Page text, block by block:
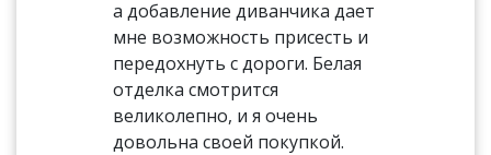
а добавление диванчика дает
мне возможность присесть и
передохнуть с дороги. Белая
отделка смотрится
великолепно, и я очень
довольна своей покупкой.